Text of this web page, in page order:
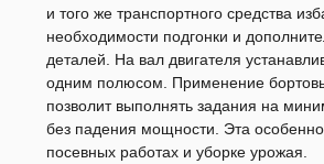
и того же транспортного средства
необходимости подгонки и
деталей. На вал двигателя
одним полюсом. Применение
позволит выполнять задания на
без падения мощности. Эта
посевных работах и уборке урожая.